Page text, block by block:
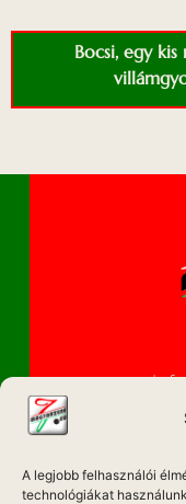
A legjobb felhasználói
technológiákat
Bocsi, egy kis